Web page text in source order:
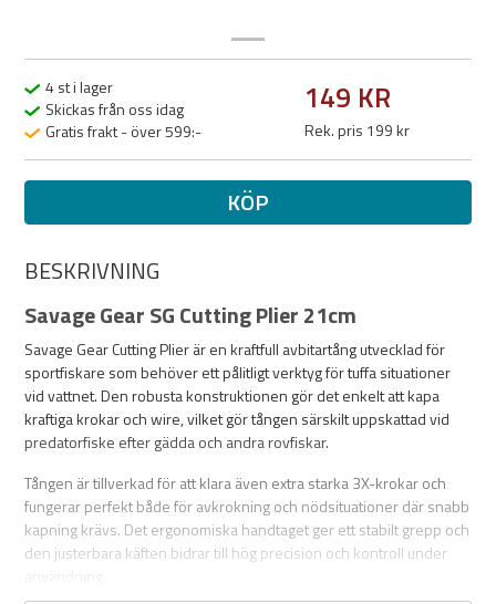
4 st i lager
Skickas från oss idag
Gratis frakt - över 599:-
149 KR
Rek. pris 199 kr
KÖP
BESKRIVNING
Savage Gear SG Cutting Plier 21cm
Savage Gear Cutting Plier är en kraftfull avbitartång utvecklad för
sportfiskare som behöver ett pålitligt verktyg för tuffa situationer
vid vattnet. Den robusta konstruktionen gör det enkelt att kapa
kraftiga krokar och wire, vilket gör tången särskilt uppskattad vid
predatorfiske efter gädda och andra rovfiskar.
Tången är tillverkad för att klara även extra starka 3X-krokar och
fungerar perfekt både för avkrokning och nödsituationer där snabb
kapning krävs. Det ergonomiska handtaget ger ett stabilt grepp och
den justerbara käften bidrar till hög precision och kontroll under